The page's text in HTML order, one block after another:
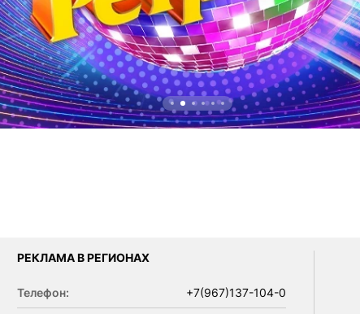
РЕКЛАМА В РЕГИОНАХ
Телефон: +7(967)137-104-0